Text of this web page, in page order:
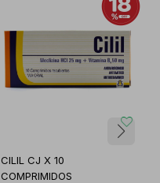
CILIL CJ X 10
COMPRIMIDOS